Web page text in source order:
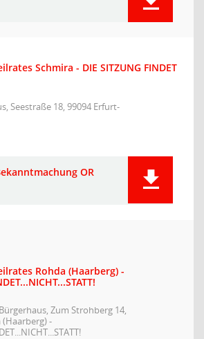
Schmira - DIE SITZUNG FINDET
Seestraße 18, 99094 Erfurt-
OR
Rohda (Haarberg) -
Zum Strohberg 14,
-